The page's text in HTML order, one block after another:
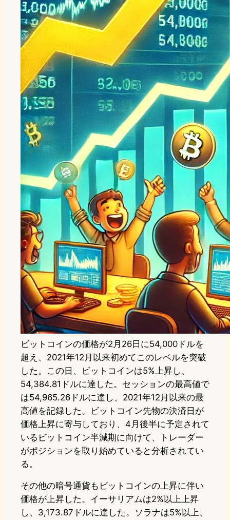
ビットコインの価格が2月26日に54,000ドルを
超え、2021年12月以来初めてこのレベルを突破
した。この日、ビットコインは5%上昇し、
54,384.81ドルに達した。セッションの最高値で
は54,965.26ドルに達し、2021年12月以来の最
高値を記録した。ビットコイン先物の決済日が
価格上昇に寄与しており、4月後半に予定されて
いるビットコイン半減期に向けて、トレーダー
がポジションを取り始めていると分析されてい
る。
その他の暗号通貨もビットコインの上昇に伴い
価格が上昇した。イーサリアムは2%以上上昇
し、3,173.87ドルに達した。ソラナは5%以上、